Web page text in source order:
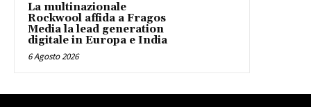
La multinazionale
Rockwool affida a Fragos
Media la lead generation
digitale in Europa e India
6 Agosto 2026